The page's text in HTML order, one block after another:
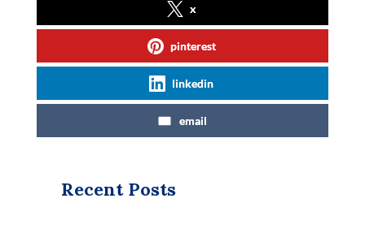
x
pinterest
linkedin
email
Recent Posts